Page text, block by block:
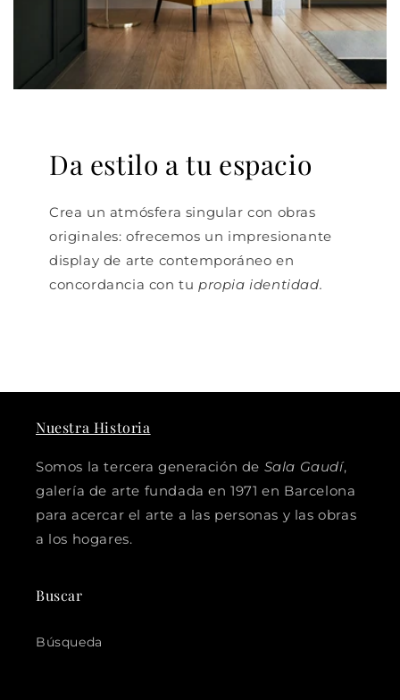
Da estilo a tu espacio
Crea un atmósfera singular con obras
originales: ofrecemos un impresionante
display de arte contemporáneo en
concordancia con tu propia identidad.
Nuestra Historia
Somos la tercera generación de Sala Gaudí,
galería de arte fundada en 1971 en Barcelona
para acercar el arte a las personas y las obras
a los hogares.
Buscar
Búsqueda